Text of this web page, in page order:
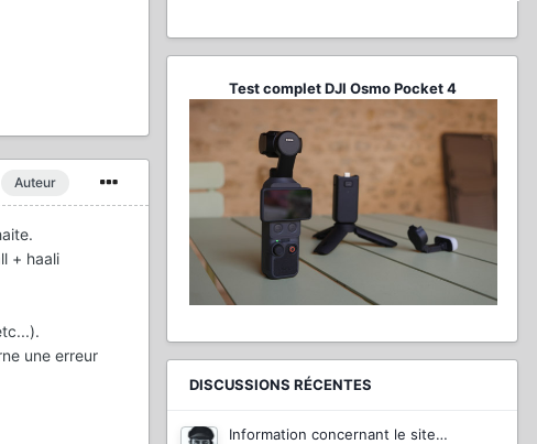
Auteur
+ haali
une erreur
Test complet DJI Osmo Pocket 4
DISCUSSIONS RÉCENTES
Information concernant le site